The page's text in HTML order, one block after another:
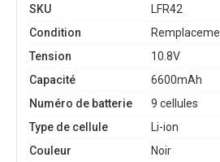
SKU
LFR42
Condition
Tension
10.8V
Capacité
6600mAh
Numéro de batterie
9 cellules
Type de cellule
Li-ion
Couleur
Noir